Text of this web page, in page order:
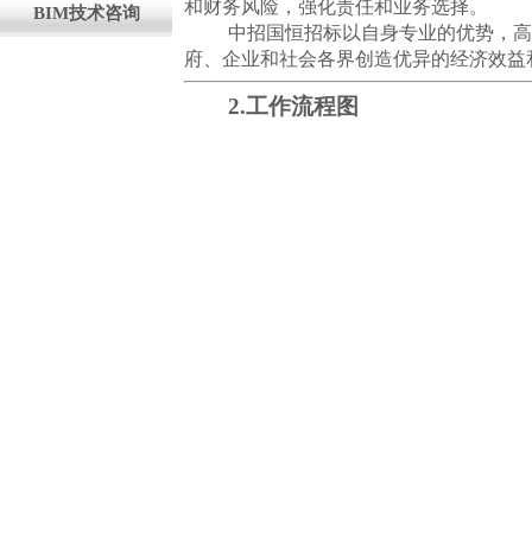
BIM技术咨询
和财务风险，强化责任和业务选择。
中招国恒招标以自身专业的优势，
府、企业和社会各界创造优异的经济效
2.工作流程图